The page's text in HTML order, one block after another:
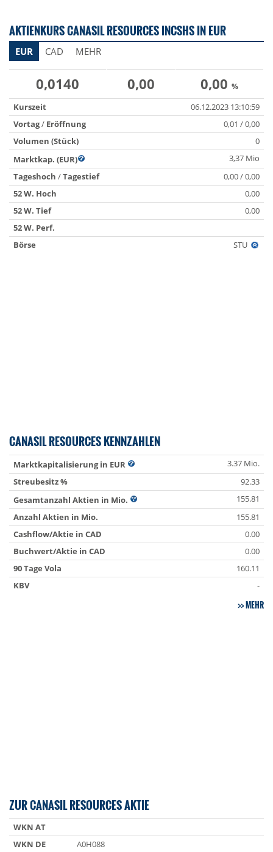
AKTIENKURS CANASIL RESOURCES INCSHS IN EUR
EUR CAD MEHR
0,0140 0,00 0,00 %
Kurszeit
06.12.2023 13:10:59
Vortag/ Eröffnung
0,01 / 0,00
Volumen (Stück)
0
Marktkap. (EUR)
3,37 Mio
Tageshoch /Tagestief
0,00 / 0,00
52 W. Hoch
0,00
52 W. Tief
0,00
52 W. Perf.
Börse
STU
CANASIL RESOURCES KENNZAHLEN
Marktkapitalisierung in EUR
3.37 Mio.
Streubesitz %
92.33
Gesamtanzahl Aktien in Mio.
155.81
Anzahl Aktien in Mio.
155.81
Cashflow/Aktie in CAD
0.00
Buchwert/Aktie in CAD
0.00
90 Tage Vola
160.11
KBV
-
MEHR
ZUR CANASIL RESOURCES AKTIE
WKN AT
WKN DE
A0H088